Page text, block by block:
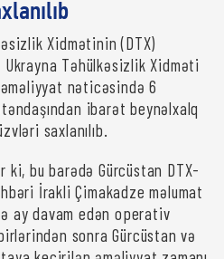
Xidmətinin (DTX)
Təhülkəsizlik Xidməti
nəticəsində 6
ibarət beynəlxalq
saxlanılıb.
ki, bu barədə Gürcüstan DTX-
İrakli Çimakadze məlumat
ay davam edən operativ
sonra Gürcüstan və